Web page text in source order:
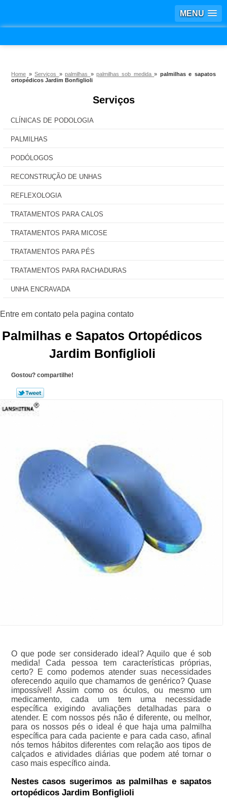
MENU
Home »Serviços »palmilhas »palmilhas sob medida» palmilhas e sapatos
ortopédicos Jardim Bonfiglioli
Serviços
CLÍNICAS DE PODOLOGIA
PALMILHAS
PODÓLOGOS
RECONSTRUÇÃO DE UNHAS
REFLEXOLOGIA
TRATAMENTOS PARA CALOS
TRATAMENTOS PARA MICOSE
TRATAMENTOS PARA PÉS
TRATAMENTOS PARA RACHADURAS
UNHA ENCRAVADA
Palmilhas e Sapatos Ortopédicos
Jardim Bonfiglioli
Gostou? compartilhe!
O que pode ser considerado ideal? Aquilo que é sob
medida! Cada pessoa tem características próprias,
certo? E como podemos atender suas necessidades
oferecendo aquilo que chamamos de genérico? Quase
impossível! Assim como os óculos, ou mesmo um
medicamento, cada um tem uma necessidade
específica exigindo avaliações detalhadas para o
atender. E com nossos pés não é diferente, ou melhor,
para os nossos pés o ideal é que haja uma palmilha
específica para cada paciente e para cada caso, afinal
nós temos hábitos diferentes com relação aos tipos de
calçados e atividades diárias que podem até tornar o
caso mais específico ainda.
Nestes casos sugerimos as palmilhas e sapatos
ortopédicos Jardim Bonfiglioli